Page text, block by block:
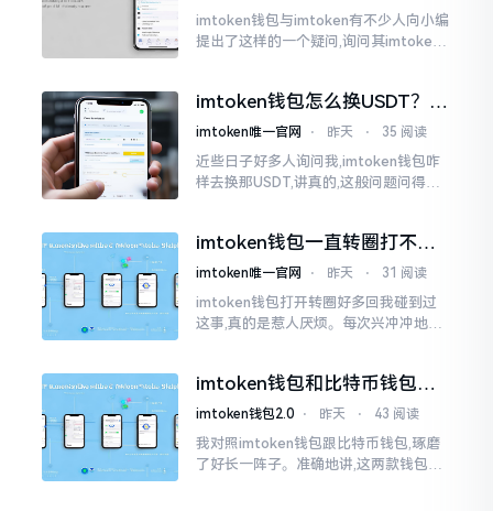
imtoken钱包与imtoken有不少人向小编
提出了这样的一个疑问,询问其imtoken
同一个物品
imtoken钱包怎么换USDT？这
几种方法你得知道
imtoken唯一官网 ⋅ 昨天 ⋅ 35 阅读
近些日子好多人询问我,imtoken钱包咋
样去换那USDT,讲真的,这般问题问得很
imtoken钱包一直转圈打不开
解决办法分享
imtoken唯一官网 ⋅ 昨天 ⋅ 31 阅读
imtoken钱包打开转圈好多回我碰到过
这事,真的是惹人厌烦。每次兴冲冲地开
大家说法不尽相同
imtoken钱包和比特币钱包，
谁更安全？老玩家来聊聊
imtoken钱包2.0 ⋅ 昨天 ⋅ 43 阅读
我对照imtoken钱包跟比特币钱包,琢磨
了好长一阵子。准确地讲,这两款钱包我